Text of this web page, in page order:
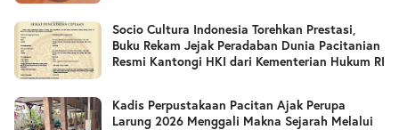
Socio Cultura Indonesia Torehkan Prestasi,
Buku Rekam Jejak Peradaban Dunia Pacitanian
Resmi Kantongi HKI dari Kementerian Hukum RI
Kadis Perpustakaan Pacitan Ajak Perupa
Larung 2026 Menggali Makna Sejarah Melalui